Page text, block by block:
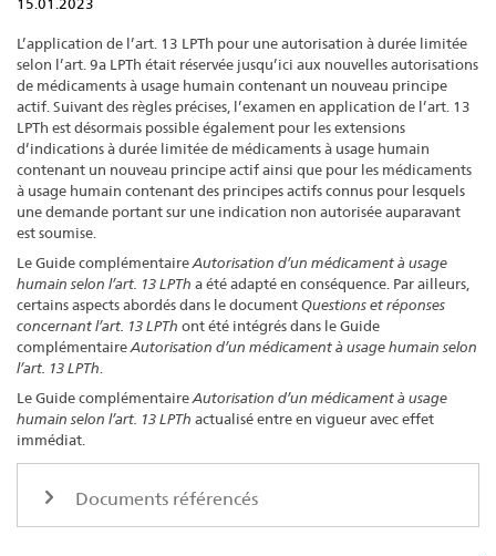
15.01.2023
L’application de l’art. 13 LPTh pour une autorisation à durée limitée
selon l’art. 9a LPTh était réservée jusqu’ici aux nouvelles autorisations
de médicaments à usage humain contenant un nouveau principe
actif. Suivant des règles précises, l’examen en application de l’art. 13
LPTh est désormais possible également pour les extensions
d’indications à durée limitée de médicaments à usage humain
contenant un nouveau principe actif ainsi que pour les médicaments
à usage humain contenant des principes actifs connus pour lesquels
une demande portant sur une indication non autorisée auparavant
est soumise.
Le Guide complémentaireAutorisation d’un médicament à usage
humain selon l’art. 13 LPTh a été adapté en conséquence. Par ailleurs,
certains aspects abordés dans le documentQuestions et réponses
concernant l’art. 13 LPTh ont été intégrés dans le Guide
complémentaireAutorisation d’un médicament à usage humain selon
l’art. 13 LPTh
Le Guide complémentaireAutorisation d’un médicament à usage
humain selon l’art. 13 LPTh actualisé entre en vigueur avec effet
immédiat.
Documents référencés